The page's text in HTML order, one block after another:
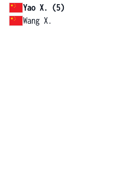
Yao X. (5)
Wang X.